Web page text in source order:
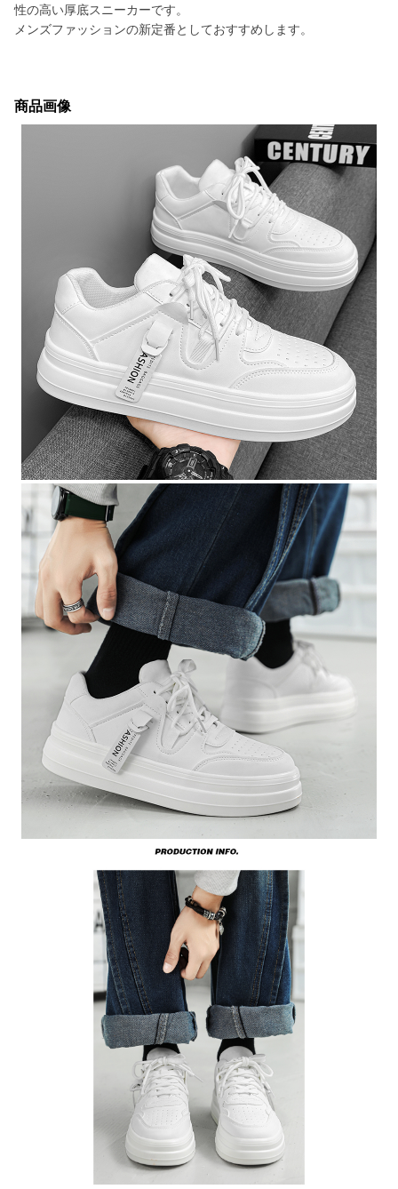
性の高い厚底スニーカーです。
メンズファッションの新定番としておすすめします。
商品画像